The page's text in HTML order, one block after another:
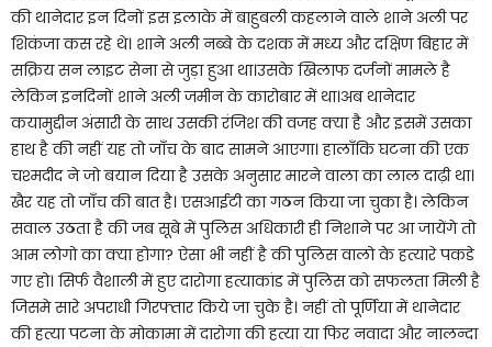
की थानेदार इन दिनों इस इलाके में बाहुबली कहलाने वाले शाने अली पर
शिकंजा कस रहे थे। शाने अली नब्बे के दशक में मध्य और दक्षिण बिहार में
सक्रिय सन लाइट सेना से जुड़ा हुआ था।उसके खिलाफ दर्जनों मामले है
लेकिन इनदिनों शाने अली जमीन के कारोबार में था।अब थानेदार
कयामुद्दीन अंसारी के साथ उसकी रंजिश की वजह क्या है और इसमें उसका
हाथ है की नहीं यह तो जाँच के बाद सामने आएगा। हालाँकि घटना की एक
चश्मदीद ने जो बयान दिया है उसके अनुसार मारने वाला का लाल दाढ़ी था।
खैर यह तो जाँच की बात है। एसआईटी का गठन किया जा चुका है। लेकिन
सवाल उठता है की जब सूबे में पुलिस अधिकारी ही निशाने पर आ जायेंगे तो
आम लोगो का क्या होगा? ऐसा भी नहीं है की पुलिस वालो के हत्यारे पकडे
गए हो। सिर्फ वैशाली में हुए दारोगा हत्याकांड में पुलिस को सफलता मिली है
जिसमे सारे अपराधी गिरफ्तार किये जा चुके है। नहीं तो पूर्णिया में थानेदार
की हत्या पटना के मोकामा में दारोगा की हत्या या फिर नवादा और नालन्दा